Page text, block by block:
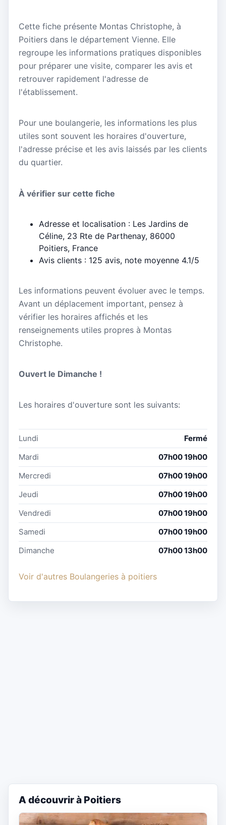
Cette fiche présente Montas Christophe, à
Poitiers dans le département Vienne. Elle
regroupe les informations pratiques disponibles
pour préparer une visite, comparer les avis et
retrouver rapidement l'adresse de
l'établissement.
Pour une boulangerie, les informations les plus
utiles sont souvent les horaires d'ouverture,
l'adresse précise et les avis laissés par les clients
du quartier.
À vérifier sur cette fiche
Adresse et localisation : Les Jardins de
Céline, 23 Rte de Parthenay, 86000
Poitiers, France
Avis clients : 125 avis, note moyenne 4.1/5
Les informations peuvent évoluer avec le temps.
Avant un déplacement important, pensez à
vérifier les horaires affichés et les
renseignements utiles propres à Montas
Christophe.
Ouvert le Dimanche !
Les horaires d'ouverture sont les suivants:
Lundi
Fermé
Mardi
07h00 19h00
Mercredi
07h00 19h00
Jeudi
07h00 19h00
Vendredi
07h00 19h00
Samedi
07h00 19h00
Dimanche
07h00 13h00
Voir d'autres Boulangeries à poitiers
A découvrir à Poitiers